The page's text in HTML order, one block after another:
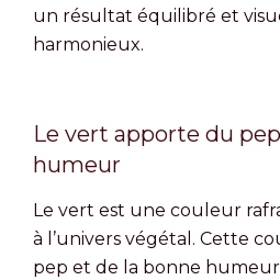
un résultat équilibré et
harmonieux.
Le vert apporte du
humeur
Le vert est une couleur
à l’univers végétal. Cette
pep et de la bonne